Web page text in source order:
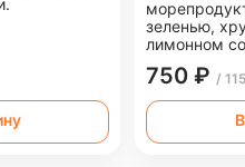
зеленью,
лимонном
750 ₽ /